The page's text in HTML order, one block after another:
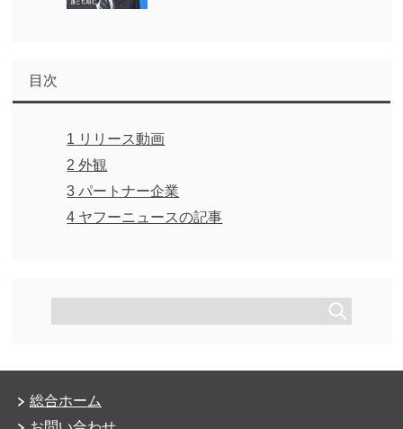
目次
1 リリース動画
2 外観
3 パートナー企業
4 ヤフーニュースの記事
総合ホーム